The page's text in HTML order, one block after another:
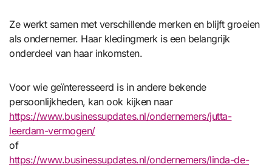
Ze werkt samen met verschillende merken en blijft groeien
als ondernemer. Haar kledingmerk is een belangrijk
onderdeel van haar inkomsten.
Voor wie geïnteresseerd is in andere bekende
persoonlijkheden, kan ook kijken naar
https://www.businessupdates.nl/ondernemers/jutta-
leerdam-vermogen/
of
https://www.businessupdates.nl/ondernemers/linda-de-